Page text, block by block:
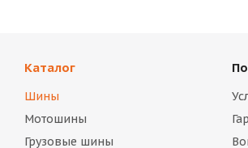
Каталог
Шины
Мотошины
Грузовые шины